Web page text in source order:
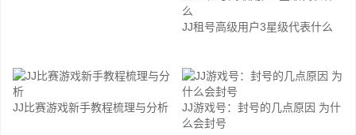
JJ租号高级用户3星级代表什么
JJ比赛游戏新手教程梳理与分析
JJ游戏号：封号的几点原因 为什
么会封号